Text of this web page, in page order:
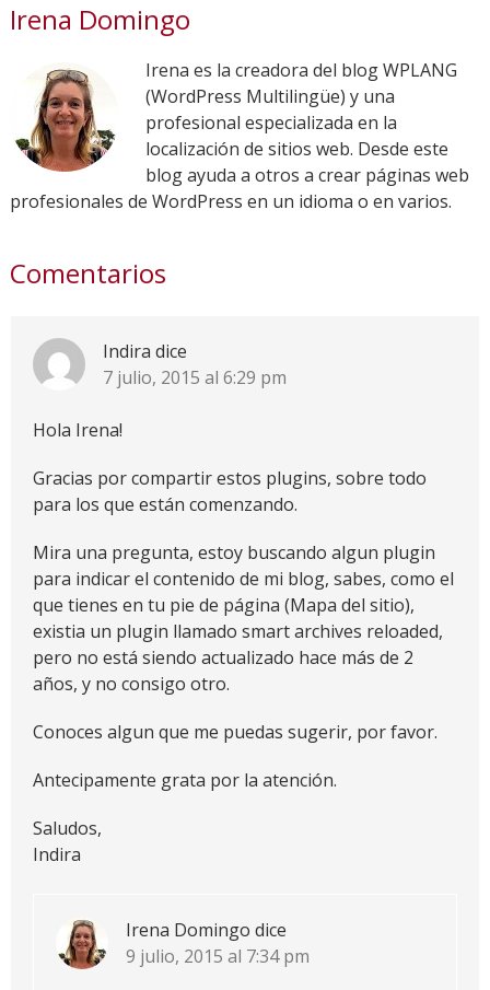
Irena Domingo
Irena es la creadora del blog WPLANG
(WordPress Multilingüe) y una
profesional especializada en la
localización de sitios web. Desde este
blog ayuda a otros a crear páginas web
profesionales de WordPress en un idioma o en varios.
Comentarios
Indira dice
7 julio, 2015 al 6:29 pm
Hola Irena!
Gracias por compartir estos plugins, sobre todo
para los que están comenzando.
Mira una pregunta, estoy buscando algun plugin
para indicar el contenido de mi blog, sabes, como el
que tienes en tu pie de página (Mapa del sitio),
existia un plugin llamado smart archives reloaded,
pero no está siendo actualizado hace más de 2
años, y no consigo otro.
Conoces algun que me puedas sugerir, por favor.
Antecipamente grata por la atención.
Saludos,
Indira
Irena Domingo dice
9 julio, 2015 al 7:34 pm